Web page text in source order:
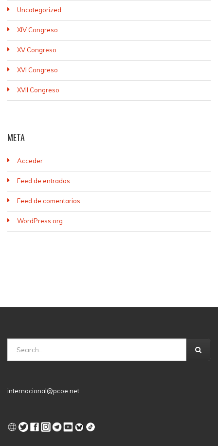
Uncategorized
XIV Congreso
XV Congreso
XVI Congreso
XVII Congreso
META
Acceder
Feed de entradas
Feed de comentarios
WordPress.org
internacional@pcoe.net